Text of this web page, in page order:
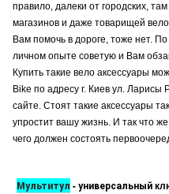
правило, далеки от городских,
магазинов и даже товарищей
Вам помочь в дороге, тоже нет.
личном опыте советую и Вам
Купить такие вело аксессуары
Bike по адресу г. Киев ул. Ларисы
сайте. Стоят такие аксессуары
упростит вашу жизнь. И так что
чего должен состоять
Мультитул - универсальный